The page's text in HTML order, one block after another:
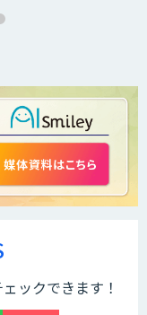
ンサルティング
ックできます！